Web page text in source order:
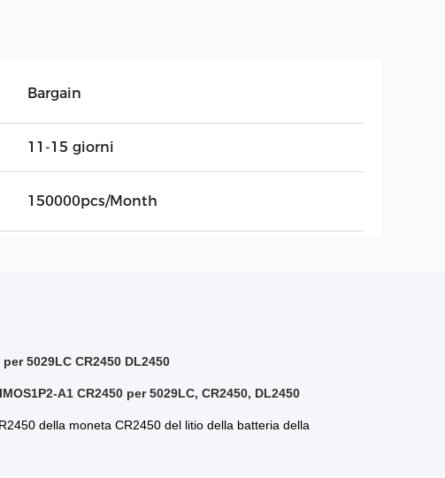
Bargain
11-15 giorni
150000pcs/Month
5029LC CR2450 DL2450
A1 CR2450 per 5029LC, CR2450, DL2450
della moneta CR2450 del litio della batteria della